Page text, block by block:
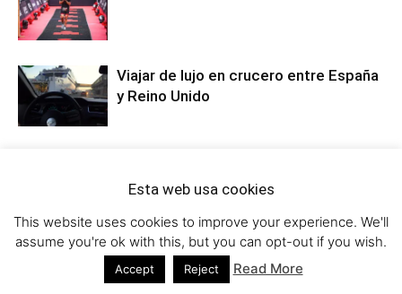
Viajar de lujo en crucero entre España
y Reino Unido
13 COMENTARIOS
Miriam
30 octubre, 2018 En 10:24
Esta web usa cookies
This website uses cookies to improve your experience. We'll
assume you're ok with this, but you can opt-out if you wish.
Accept Reject Read More